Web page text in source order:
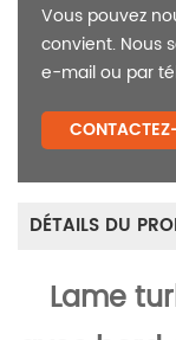
Vous pouvez
convient. Nous
e-mail ou par
DÉTAILS DU
Lame